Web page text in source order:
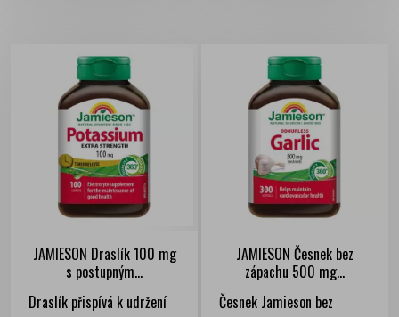
JAMIESON Draslík 100 mg
s postupným...
Draslík přispívá k udržení
JAMIESON Česnek bez
zápachu 500 mg...
Česnek Jamieson bez